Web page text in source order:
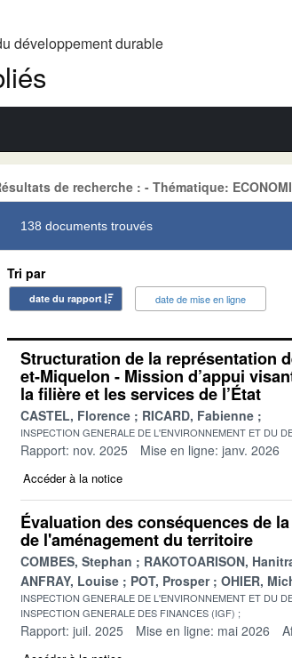
développement durable
de recherche : - Thématique:
138 documents trouvés
Tri par
date du rapport date de mise en ligne
Structuration de la représentation
et-Miquelon - Mission d’appui
la filière et les services de l’État
CASTEL, Florence RICARD, Fabienne
INSPECTION GENERALE DE L'ENVIRONNEMENT ET DU
Rapport: nov. 2025 Mise en ligne: janv. 2026
Accéder à la notice
Évaluation des conséquences de
de l'aménagement du territoire
COMBES, Stephan RAKOTOARISON,
ANFRAY, Louise
POT, Prosper OHIER,
INSPECTION GENERALE DE L'ENVIRONNEMENT ET DU
INSPECTION GENERALE DES FINANCES (IGF)
Rapport: juil. 2025 Mise en ligne: mai 2026